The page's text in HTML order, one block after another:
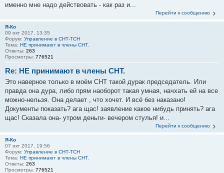
именно мне надо действовать - как раз и...
Перейти к сообщению
Я-Ко
09 окт 2017, 13:35
Форум: Управление в СНТ-ТСН
Тема: НЕ принимают в члены СНТ.
Ответы: 263
Просмотры: 776521
Re: НЕ принимают в члены СНТ.
Это наверное только в моём СНТ такой дурак председатель. Или
правда она дура, либо прям наоборот такая умная, начхать ей на все
можно-нельзя. Она делает , что хочет. И всё без наказано!
Документы показать? ага щас! заявление какое нибудь принять? ага
щас! Сказала она- утром деньги- вечером стулья! и...
Перейти к сообщению
Я-Ко
07 окт 2017, 19:56
Форум: Управление в СНТ-ТСН
Тема: НЕ принимают в члены СНТ.
Ответы: 263
Просмотры: 776521